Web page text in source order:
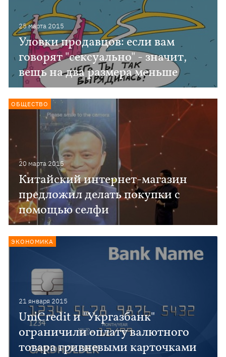
25 марта 2015
Уловки продавцов: если вам
говорят "сексуально" - значит,
вещь на два размера меньше
20 марта 2015
Китайский интернет-магазин
предложил делать покупки с
помощью селфи
ОБЩЕСТВО
21 января 2015
UniCredit и "Укргазбанк"
ограничили оплату валютного
товара гривневыми карточками
ЭКОНОМИКА